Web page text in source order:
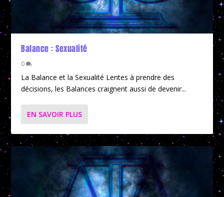
Balance : Sexualité
0
La Balance et la Sexualité Lentes à prendre des
décisions, les Balances craignent aussi de devenir...
EN SAVOIR PLUS